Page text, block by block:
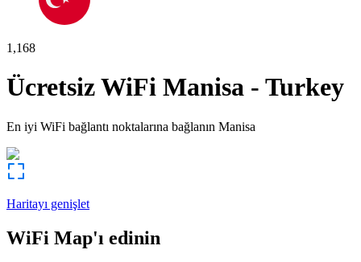
1,168
Ücretsiz WiFi Manisa - Turkey
En iyi WiFi bağlantı noktalarına bağlanın Manisa
Haritayı genişlet
WiFi Map'ı edinin